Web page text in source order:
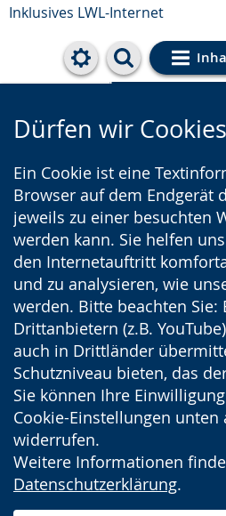
Inklusives LWL-Internet
Cookie-
Dürfen wir
Ein Cookie ist eine
Browser auf dem Endgerät
jeweils zu einer besuchten
werden kann. Sie helfen
den Internetauftritt
und zu analysieren, wie
werden. Bitte beachten Sie:
Drittanbietern (z.B.
auch in Drittländer
Schutzniveau bieten, das
Sie können Ihre
Cookie-Einstellungen unten
widerrufen.
Weitere Informationen
Datenschutzerklärung.